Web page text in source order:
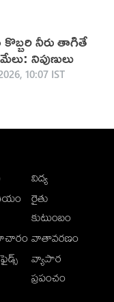
కొబ్బరి నీరు తాగితే
నిపుణులు
10:07 IST
విద్య
రైతు
కుటుంబం
వాతావరణం
వ్యాపార
ప్రపంచం